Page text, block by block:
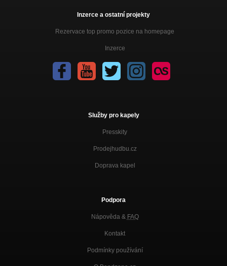
Inzerce a ostatní projekty
Rezervace top promo pozice na homepage
Inzerce
Služby pro kapely
Presskity
Prodejhudbu.cz
Doprava kapel
Podpora
Nápověda & FAQ
Kontakt
Podmínky používání